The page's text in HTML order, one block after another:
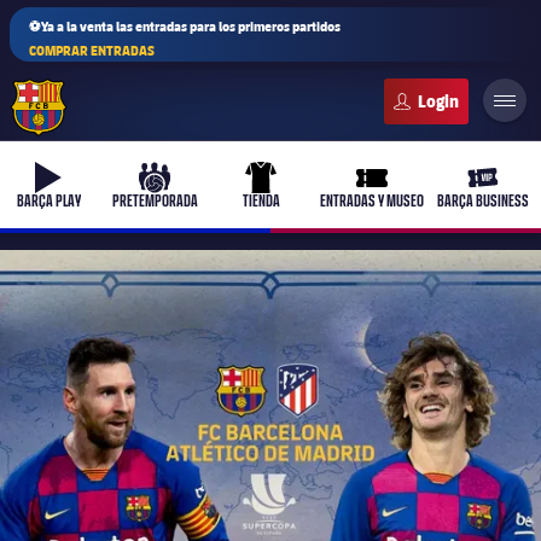
⚽Ya a la venta las entradas para los primeros partidos
COMPRAR ENTRADAS
b-play
BARÇA PLAY
culers-ball
PRETEMPORADA
uniform
TIENDA
ticket-full
ENTRADAS Y MUSEO
ticket-
BARÇA BUSINESS
PLUSICON
MÁS
Primer equipo
Femenino
plusicon
más
Actualidad
Barça Atlètic
plusicon
más